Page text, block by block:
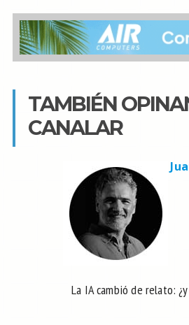
TAMBIÉN
CANALAR
La IA cambió de relato: